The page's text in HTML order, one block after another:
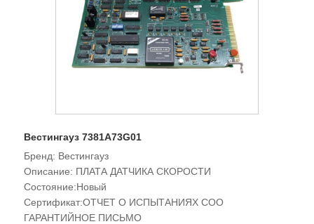
Вестингауз 7381A73G01
Бренд: Вестингауз
Описание: ПЛАТА ДАТЧИКА СКОРОСТИ
Состояние:Новый
Сертификат:ОТЧЕТ О ИСПЫТАНИЯХ COO
ГАРАНТИЙНОЕ ПИСЬМО